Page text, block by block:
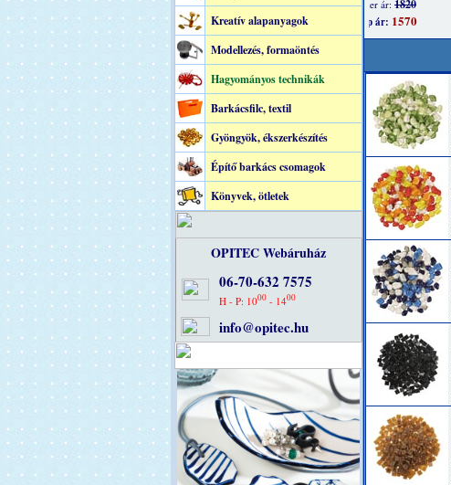
Kreatív alapanyagok
Modellezés, formaöntés
Hagyományos technikák
Barkácsfilc, textil
Gyöngyök, ékszerkészítés
Építő barkács csomagok
Könyvek, ötletek
OPITEC Webáruház
06-70-632 7575
H - P: 1000- 1400
info@opitec.hu